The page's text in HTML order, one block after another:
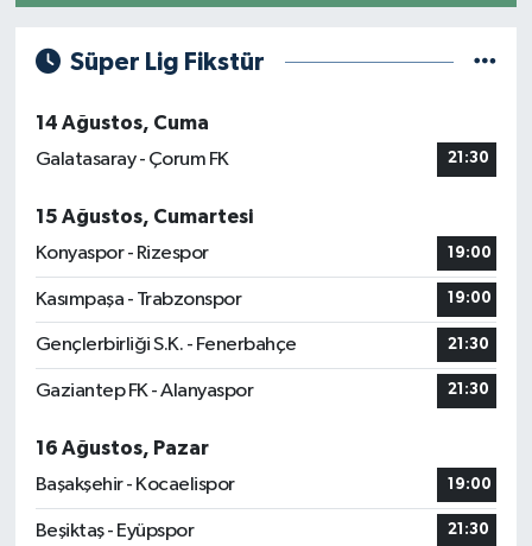
Süper Lig Fikstür
14 Ağustos, Cuma
Galatasaray - Çorum FK
21:30
15 Ağustos, Cumartesi
Konyaspor - Rizespor
19:00
Kasımpaşa - Trabzonspor 19:00
Gençlerbirliği S.K. - Fenerbahçe 21:30
Gaziantep FK - Alanyaspor 21:30
16 Ağustos, Pazar
Başakşehir - Kocaelispor
19:00
Beşiktaş - Eyüpspor 21:30